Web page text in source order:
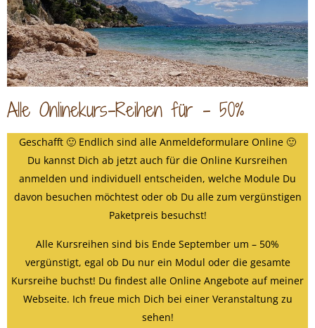
Alle Onlinekurs-Reihen für - 50%
Geschafft 🙂 Endlich sind alle Anmeldeformulare Online 🙂
Du kannst Dich ab jetzt auch für die Online Kursreihen
anmelden und individuell entscheiden, welche Module Du
davon besuchen möchtest oder ob Du alle zum vergünstigen
Paketpreis besuchst!
Alle Kursreihen sind bis Ende September um – 50%
vergünstigt, egal ob Du nur ein Modul oder die gesamte
Kursreihe buchst! Du findest alle Online Angebote auf meiner
Webseite. Ich freue mich Dich bei einer Veranstaltung zu
sehen!